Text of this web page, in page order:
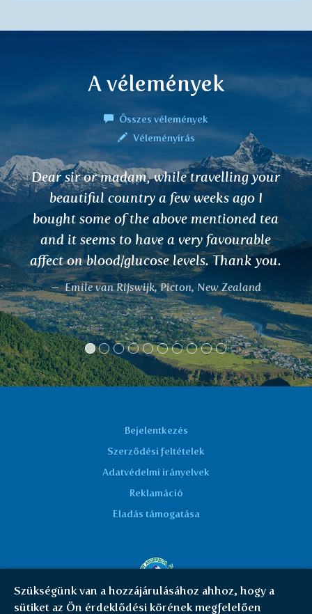
A vélemények
Összes vélemények
Véleményírás
I highly recommend tea for sleep
Ashwagandha. I was almost desperate,
each second day without sleep.
Ashwagandha worked immediately and
helped me very much. It was more
effective than calming pills!
Michal O.
Bejelentkezés
Szerződési feltételek
Adatvédelmi irányelvek
Reklamáció
Eladás támogatása
Szükségünk van a hozzájárulásához ahhoz, hogy a
sütiket az Ön érdeklődési körének megfelelően